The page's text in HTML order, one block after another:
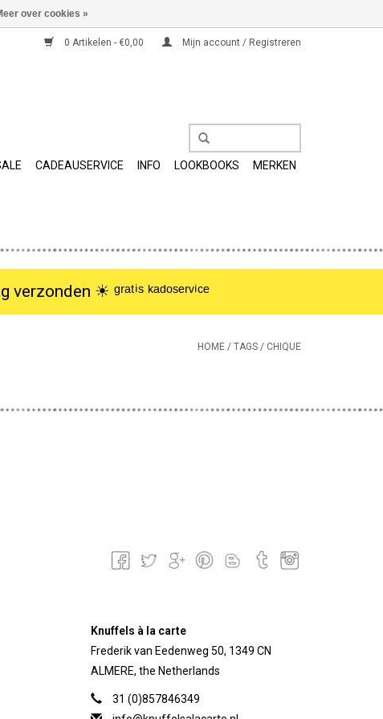
0 Artikelen - €0,00 Mijn account / Registreren
CADEAUSERVICE INFO LOOKBOOKS MERKEN
☀︎ ᵍʳᵃᵗⁱˢ ᵏᵃᵈᵒˢᵉʳᵛⁱᶜᵉ
HOME / TAGS / CHIQUE
Knuffels à la carte
Frederik van Eedenweg 50, 1349 CN
ALMERE, the Netherlands
31 (0)857846349
over cookies »